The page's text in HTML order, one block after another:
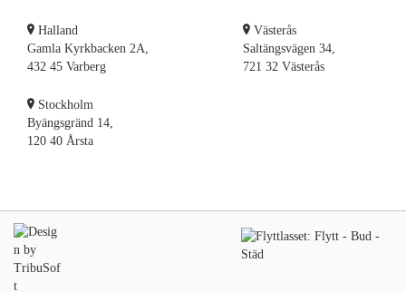
Halland
Gamla Kyrkbacken 2A,
432 45 Varberg
Västerås
Saltängsvägen 34,
721 32 Västerås
Stockholm
Byängsgränd 14,
120 40 Årsta